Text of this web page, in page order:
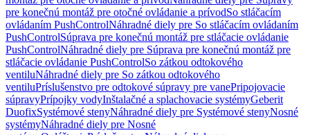
pre konečnú montáž pre otočné ovládanie a prívodSo stláčacím
ovládaním PushControlNáhradné diely pre So stláčacím ovládaním
PushControlSúprava pre konečnú montáž pre stláčacie ovládanie
PushControlNáhradné diely pre Súprava pre konečnú montáž pre
stláčacie ovládanie PushControlSo zátkou odtokového
ventiluNáhradné diely pre So zátkou odtokového
ventiluPríslušenstvo pre odtokové súpravy pre vanePripojovacie
súpravyPrípojky vodyInštalačné a splachovacie systémyGeberit
DuofixSystémové stenyNáhradné diely pre Systémové stenyNosné
systémyNáhradné diely pre Nosné